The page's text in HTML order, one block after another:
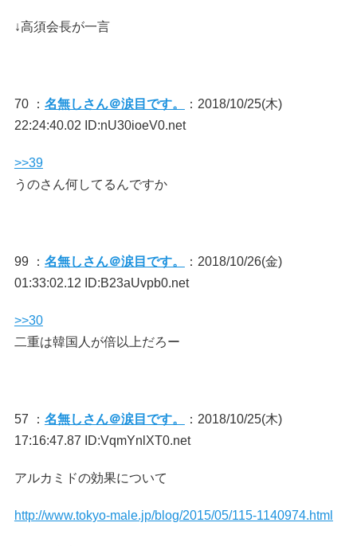
↓高須会長が一言
70 ： 名無しさん＠涙目です。
：2018/10/25(木)
22:24:40.02 ID:nU30ioeV0.net
>>39
うのさん何してるんですか
99 ： 名無しさん＠涙目です。
：2018/10/26(金)
01:33:02.12 ID:B23aUvpb0.net
>>30
二重は韓国人が倍以上だろー
57 ： 名無しさん＠涙目です。
：2018/10/25(木)
17:16:47.87 ID:VqmYnlXT0.net
アルカミドの効果について
http://www.tokyo-male.jp/blog/2015/05/115-1140974.html